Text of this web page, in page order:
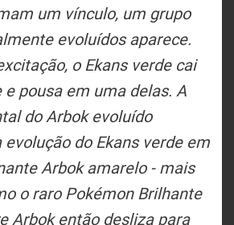
um vínculo, um grupo
evoluídos aparece.
o Ekans verde cai
e pousa em uma delas. A
do Arbok evoluído
evolução do Ekans verde em
Arbok amarelo - mais
o raro Pokémon Brilhante
Arbok então desliza para